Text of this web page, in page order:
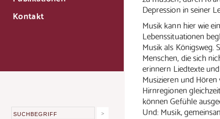
Kontakt
Depression in seiner
Musik kann hier wie
Lebenssituationen
Musik als
Menschen, die sich
erinnern Liedtexte
Musizieren und
Hirnregionen
können Gefühle
Und: Musik,